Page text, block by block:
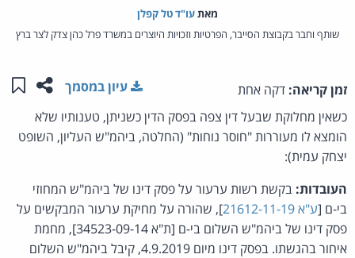
מאת‏עו"ד טל קפלן
שותף וחבר בקבוצת הסייבר, הפרטיות וזכויות היוצרים במשרד פרל כהן צדק לצר ברץ
זמן קריאה: דקה אחת שתפו
עיון במסמך
כשאין מחלוקת שבעל דין צפה בפסק הדין כשניתן, טענותיו שלא
הומצא לו מעוררות "חוסר נוחות" (החלטה, ביהמ"ש העליון, השופט
יצחק עמית):
העובדות: בקשת רשות ערעור על פסק דינו של ביהמ"ש המחוזי
בי-ם [ע"א 21612-11-19
], שהורה על מחיקת ערעור המבקשים על
פסק דינו של ביהמ"ש השלום בי-ם [ת"א 34523-09-14], מחמת
איחור בהגשתו. בפסק דינו מיום 4.9.2019, קיבל ביהמ"ש השלום